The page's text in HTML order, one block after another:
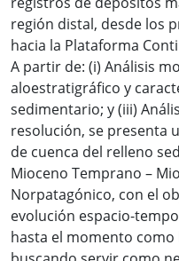
región distal, desde los
hacia la Plataforma
A partir de: (i) Análisis
aloestratigráfico y
sedimentario; y (iii)
resolución, se presenta
de cuenca del relleno
Mioceno Temprano –
Norpatagónico, con el
evolución espacio-
hasta el momento como